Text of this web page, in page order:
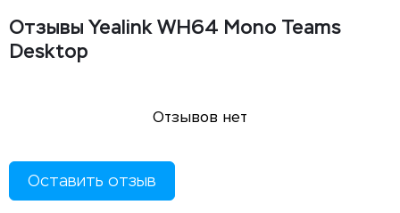
Отзывы Yealink WH64 Mono Teams
Desktop
Отзывов нет
Оставить отзыв